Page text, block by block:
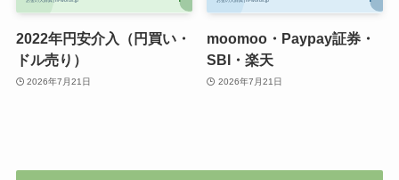
2022年円安介入（円買い・
ドル売り）
2026年7月21日
moomoo・Paypay証券・
SBI・楽天
2026年7月21日